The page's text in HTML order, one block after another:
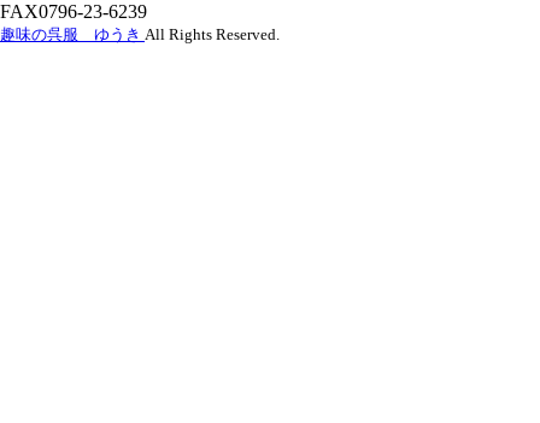
FAX0796-23-6239
趣味の呉服 ゆうき All Rights Reserved.